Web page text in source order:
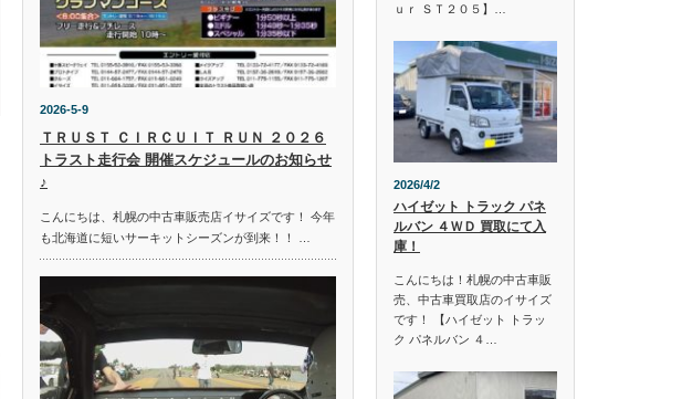
2026-5-9
ＴＲＵＳＴ ＣＩＲＣＵＩＴ ＲＵＮ ２０２６
トラスト走行会 開催スケジュールのお知らせ
♪
こんにちは、札幌の中古車販売店イサイズです！ 今年
も北海道に短いサーキットシーズンが到来！！ …
ｕｒ ＳＴ２０５】…
2026/4/2
ハイゼット トラック パネ
ルバン ４ＷＤ 買取にて入
庫！
こんにちは！札幌の中古車販
売、中古車買取店のイサイズ
です！ 【ハイゼット トラッ
ク パネルバン ４…